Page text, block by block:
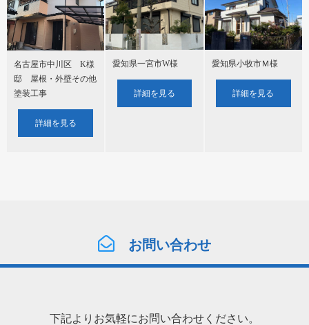
名古屋市中川区 K様
邸 屋根・外壁その他
塗装工事
詳細を見る
愛知県一宮市W様
詳細を見る
愛知県小牧市Ｍ様
詳細を見る
お問い合わせ
下記よりお気軽にお問い合わせください。